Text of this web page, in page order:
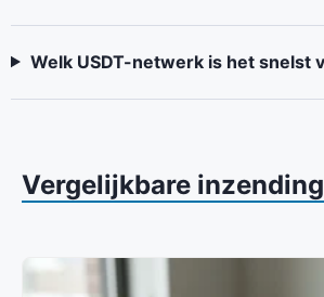
Welk USDT-netwerk is het snelst
Vergelijkbare